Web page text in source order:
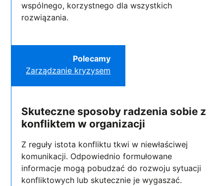
wspólnego, korzystnego dla wszystkich
rozwiązania.
Polecamy
Zarządzanie kryzysem
Skuteczne sposoby radzenia sobie z
konfliktem w organizacji
Z reguły istota konfliktu tkwi w niewłaściwej
komunikacji. Odpowiednio formułowane
informacje mogą pobudzać do rozwoju sytuacji
konfliktowych lub skutecznie je wygaszać.